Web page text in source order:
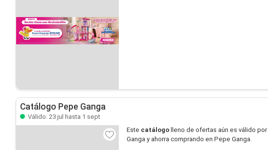
Catálogo Pepe Ganga
Válido: 23 jul hasta 1 sept
Este catálogo lleno de ofertas aún es válido por
Ganga y ahorra comprando en Pepe Ganga.